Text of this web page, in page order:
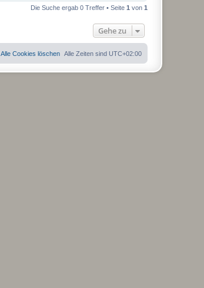
Die Suche ergab 0 Treffer • Seite 1 von 1
Gehe zu
Alle Zeiten sind UTC+02:00
Alle Cookies löschen